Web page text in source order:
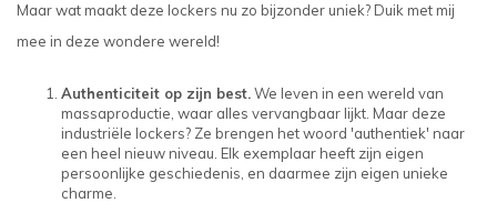
Maar wat maakt deze lockers nu zo bijzonder uniek? Duik met mij
mee in deze wondere wereld!
Authenticiteit op zijn best.We leven in een wereld van
massaproductie, waar alles vervangbaar lijkt. Maar deze
industriële lockers? Ze brengen het woord 'authentiek' naar
een heel nieuw niveau. Elk exemplaar heeft zijn eigen
persoonlijke geschiedenis, en daarmee zijn eigen unieke
charme.